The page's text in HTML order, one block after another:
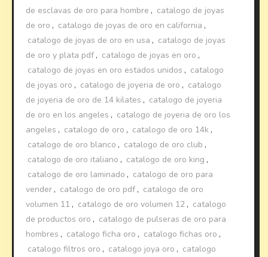
de esclavas de oro para hombre , catalogo de joyas
de oro , catalogo de joyas de oro en california ,
catalogo de joyas de oro en usa , catalogo de joyas
de oro y plata pdf , catalogo de joyas en oro ,
catalogo de joyas en oro estados unidos , catalogo
de joyas oro , catalogo de joyeria de oro , catalogo
de joyeria de oro de 14 kilates , catalogo de joyeria
de oro en los angeles , catalogo de joyeria de oro los
angeles , catalogo de oro , catalogo de oro 14k ,
catalogo de oro blanco , catalogo de oro club ,
catalogo de oro italiano , catalogo de oro king ,
catalogo de oro laminado , catalogo de oro para
vender , catalogo de oro pdf , catalogo de oro
volumen 11 , catalogo de oro volumen 12 , catalogo
de productos oro , catalogo de pulseras de oro para
hombres , catalogo ficha oro , catalogo fichas oro ,
catalogo filtros oro , catalogo joya oro , catalogo